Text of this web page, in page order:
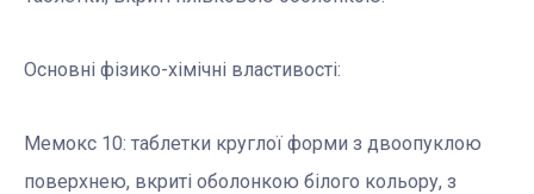
Основні фізико-хімічні властивості:
Мемокс 10: таблетки круглої форми з двоопуклою
поверхнею, вкриті оболонкою білого кольору, з